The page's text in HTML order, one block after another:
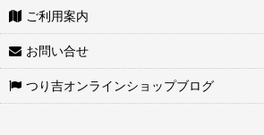
ご利用案内
お問い合せ
つり吉オンラインショップブログ